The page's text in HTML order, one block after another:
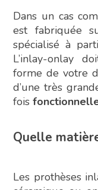
Dans un cas
est fabriquée
spécialisé à
L’inlay-onlay
forme de votre
d’une très
fois
Quelle
Les prothèses